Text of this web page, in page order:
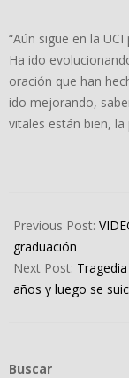
“Aún sigue en la
Ha ido
oración que han
ido mejorando,
vitales están bien,
12-
23
Previous Post:
graduación
Next Post:
años y luego se
Buscar